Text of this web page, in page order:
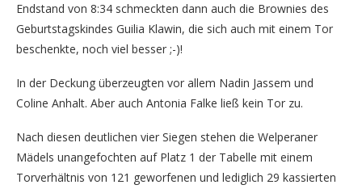
Endstand von 8:34 schmeckten dann auch die Brownies des
Geburtstagskindes Guilia Klawin, die sich auch mit einem Tor
beschenkte, noch viel besser ;-)!
In der Deckung überzeugten vor allem Nadin Jassem und
Coline Anhalt. Aber auch Antonia Falke ließ kein Tor zu.
Nach diesen deutlichen vier Siegen stehen die Welperaner
Mädels unangefochten auf Platz 1 der Tabelle mit einem
Torverhältnis von 121 geworfenen und lediglich 29 kassierten